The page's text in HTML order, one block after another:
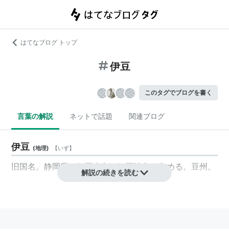
はてなブログ トップ
伊豆
このタグでブログを書く
言葉の解説 ネットで話題 関連ブログ
伊豆 (地理) 【いず】
旧国名。静岡県の伊豆半島と伊豆諸島を占める。豆州。
解説の続きを読む